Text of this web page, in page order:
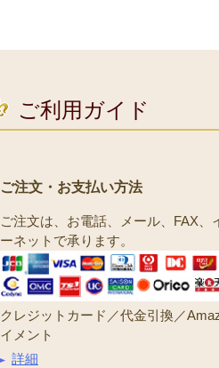
ご利用ガイド
ご注文・お支払い方法
ご注文は、お電話、メール、FAX、
ーネットで承ります。
クレジットカード／代金引換／
イメント
詳細